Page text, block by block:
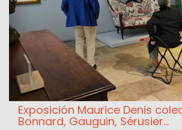
Exposición Maurice Denis
Bonnard, Gauguin, Sérusier...